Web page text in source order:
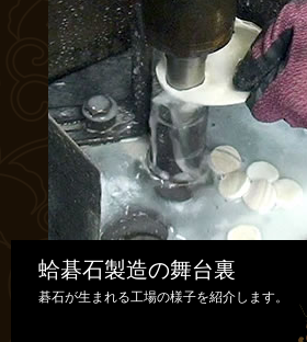
蛤碁石製造の舞台裏
碁石が生まれる工場の様子を紹介します。